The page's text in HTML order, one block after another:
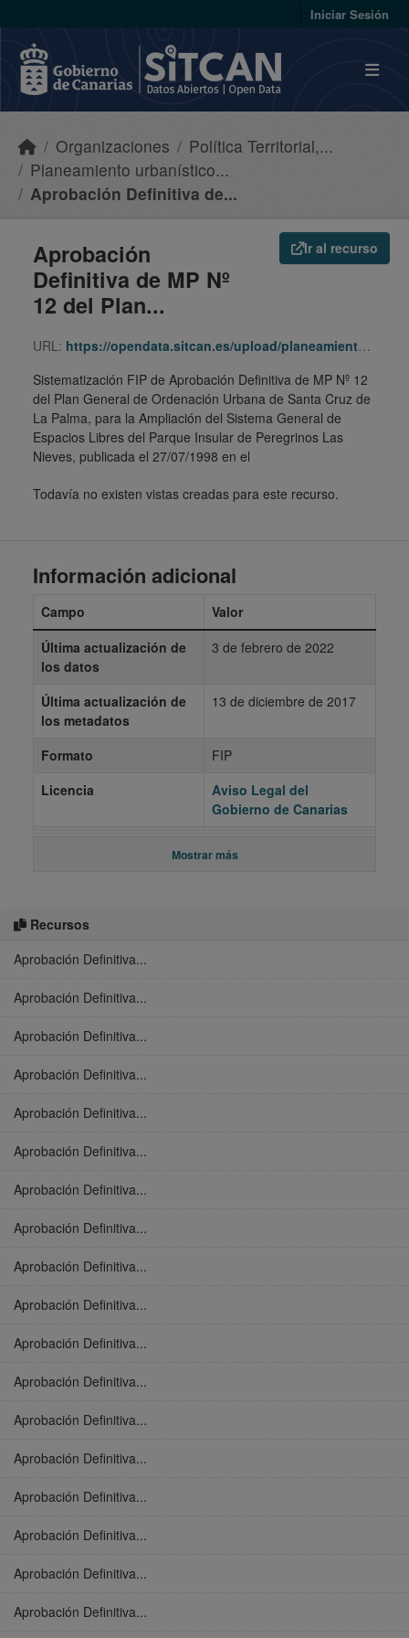
Iniciar Sesión
Organizaciones
Política Territorial,...
Planeamiento urbanístico...
Aprobación Definitiva de...
Ir al recurso
Aprobación
Definitiva de MP Nº
12 del Plan...
URL: https://opendata.sitcan.es/upload/planeamiento/fip/380374_d4ea41eba9161d34a5852e19ad74751a.zip
Sistematización FIP de Aprobación Definitiva de MP Nº 12
del Plan General de Ordenación Urbana de Santa Cruz de
La Palma, para la Ampliación del Sistema General de
Espacios Libres del Parque Insular de Peregrinos Las
Nieves, publicada el 27/07/1998 en el
Todavía no existen vistas creadas para este recurso.
Recursos
Aprobación Definitiva...
Aprobación Definitiva...
Aprobación Definitiva...
Aprobación Definitiva...
Aprobación Definitiva...
Aprobación Definitiva...
Aprobación Definitiva...
Aprobación Definitiva...
Aprobación Definitiva...
Aprobación Definitiva...
Aprobación Definitiva...
Aprobación Definitiva...
Aprobación Definitiva...
Aprobación Definitiva...
Aprobación Definitiva...
Aprobación Definitiva...
Aprobación Definitiva...
Aprobación Definitiva...
Información adicional
Campo
Valor
Última actualización de
los datos
3 de febrero de 2022
Última actualización de
los metadatos
13 de diciembre de 2017
Formato
FIP
Licencia
Aviso Legal del
Gobierno de Canarias
Mostrar más